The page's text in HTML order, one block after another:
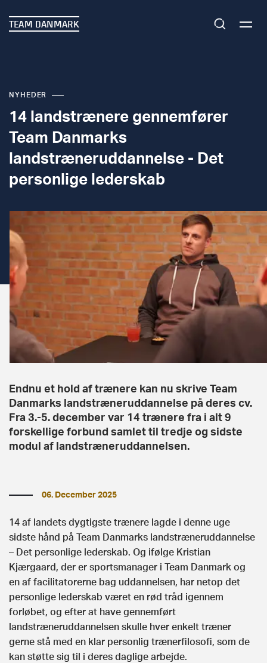
TEAM DANMARK
NYHEDER
14 landstrænere gennemfører
Team Danmarks
landstræneruddannelse - Det
personlige lederskab
Endnu et hold af trænere kan nu skrive Team
Danmarks landstræneruddannelse på deres cv.
Fra 3.-5. december var 14 trænere fra i alt 9
forskellige forbund samlet til tredje og sidste
modul af landstræneruddannelsen.
06. December 2025
14 af landets dygtigste trænere lagde i denne uge
sidste hånd på Team Danmarks landstræneruddannelse
– Det personlige lederskab. Og ifølge Kristian
Kjærgaard, der er sportsmanager i Team Danmark og
en af facilitatorerne bag uddannelsen, har netop det
personlige lederskab været en rød tråd igennem
forløbet, og efter at have gennemført
landstræneruddannelsen skulle hver enkelt træner
gerne stå med en klar personlig trænerfilosofi, som de
kan støtte sig til i deres daglige arbejde.